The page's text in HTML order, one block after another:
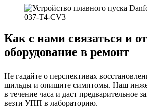
Как с нами связаться и
оборудование в ремонт
Не гадайте о перспективах
шильды и опишите симптомы. Наш
в течение часа и даст предварительное
везти УПП в лабораторию.